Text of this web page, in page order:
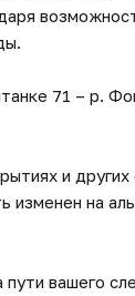
71 – р.
и
на
вашего